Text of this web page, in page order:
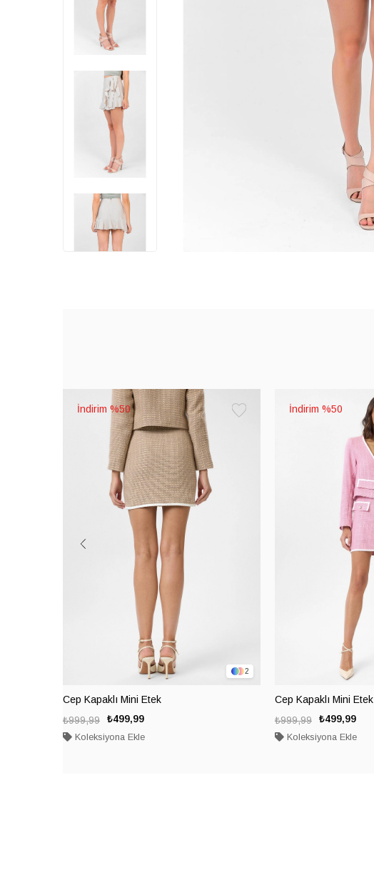
2
Cep Kapaklı Mini Etek
₺499,99
₺999,99
Koleksiyona Ekle
%50
Cep Kapaklı Mini Etek
₺499,99
₺999,99
Koleksiyona Ekle
%50